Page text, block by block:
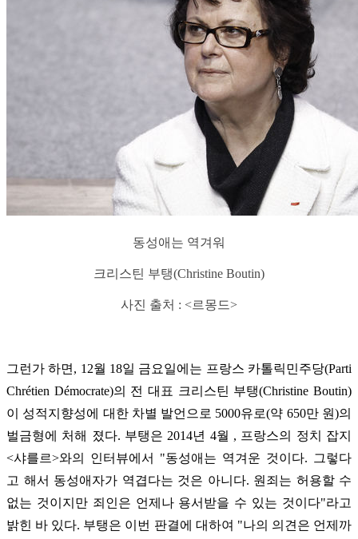
동성애는 역겨워
크리스틴 부탱(Christine Boutin)
사진 출처 : <르몽드>
그런가 하면, 12월 18일 금요일에는 프랑스 카톨릭민주당(Parti
Chrétien Démocrate)의 전 대표 크리스틴 부탱(Christine Boutin)
이 성적지향성에 대한 차별 발언으로 5000유로(약 650만 원)의
벌금형에 처해 졌다. 부탱은 2014년 4월 , 프랑스의 정치 잡지
<샤를르>와의 인터뷰에서 "동성애는 역겨운 것이다. 그렇다
고 해서 동성애자가 역겹다는 것은 아니다. 원죄는 허용할 수
없는 것이지만 죄인은 언제나 용서받을 수 있는 것이다"라고
밝힌 바 있다. 부탱은 이번 판결에 대하여 "나의 의견은 언제까